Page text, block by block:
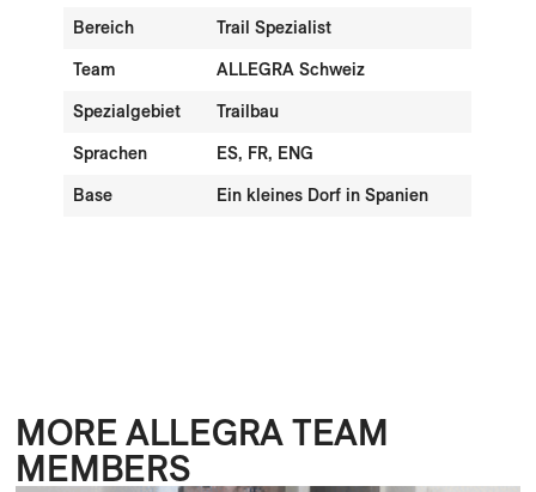
Bereich
Trail Spezialist
Team
ALLEGRA Schweiz
Spezialgebiet
Trailbau
Sprachen
ES, FR, ENG
Base
Ein kleines Dorf in Spanien
MORE ALLEGRA TEAM
MEMBERS